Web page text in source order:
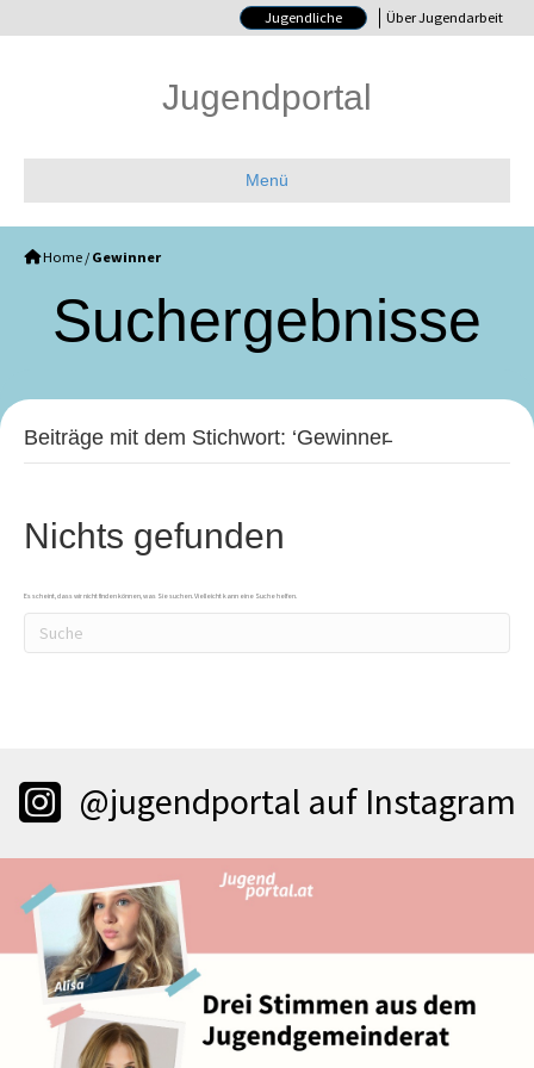
Jugendliche Über Jugendarbeit
Jugendportal
Menü
Home / Gewinner
Such­ergebnisse
Beiträge mit dem Stichwort: ‘Gewinner̵
Nichts gefunden
Es scheint, dass wir nicht finden können, was Sie suchen. Vielleicht kann eine Suche helfen.
@jugendportal auf Instagram